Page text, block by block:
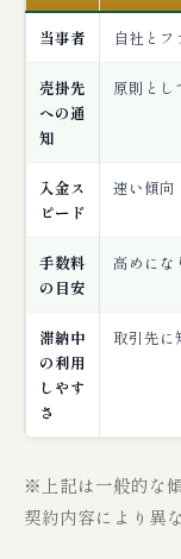
当事者 自社と
売掛先
への通
知
原則とし
入金ス
ピード
速い傾向
手数料
の目安
高めにな
滞納中
の利用
しやす
さ
取引先に
※上記は一般的な
契約内容により異